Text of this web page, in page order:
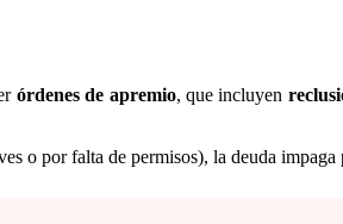
órdenes de apremio, que incluyen
o por falta de permisos), la deuda